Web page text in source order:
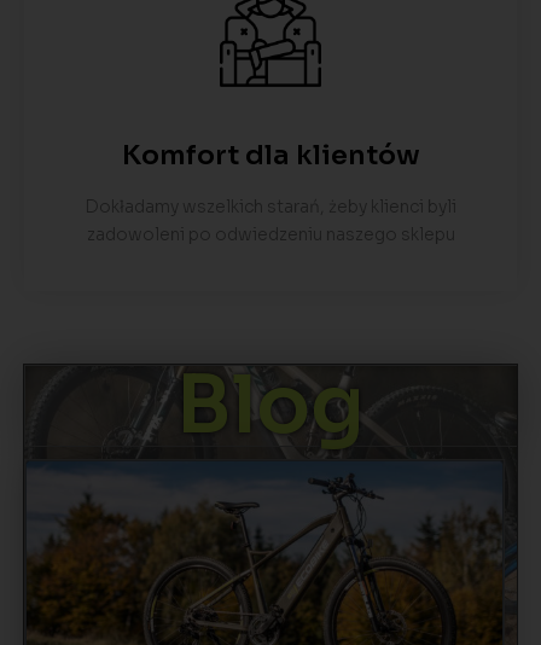
Komfort dla klientów
Dokładamy wszelkich starań, żeby klienci byli
zadowoleni po odwiedzeniu naszego sklepu
Blog